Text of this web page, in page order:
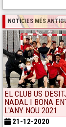
NOTÍCIES MÉS
EL CLUB US
NADAL I BONA
L'ANY NOU 2021
21-12-2020